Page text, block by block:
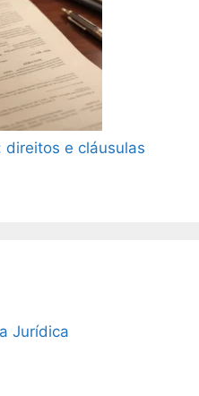
direitos e cláusulas
Jurídica